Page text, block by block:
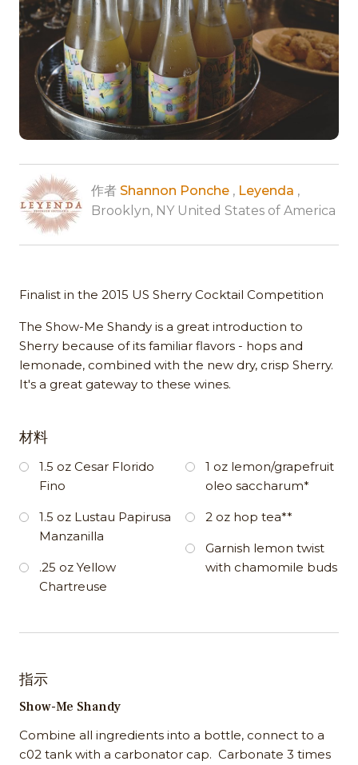
作者 Shannon Ponche , Leyenda ,
Brooklyn, NY United States of America
Finalist in the 2015 US Sherry Cocktail Competition
The Show-Me Shandy is a great introduction to
Sherry because of its familiar flavors - hops and
lemonade, combined with the new dry, crisp Sherry.
It's a great gateway to these wines.
材料
1.5 oz Cesar Florido
Fino
1.5 oz Lustau Papirusa
Manzanilla
.25 oz Yellow
Chartreuse
1 oz lemon/grapefruit
oleo saccharum*
2 oz hop tea**
Garnish lemon twist
with chamomile buds
指示
Show-Me Shandy
Combine all ingredients into a bottle, connect to a
c02 tank with a carbonator cap. Carbonate 3 times